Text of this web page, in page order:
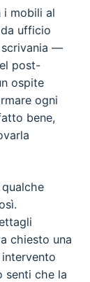
i mobili al
ufficio
scrivania —
post-
ospite
ogni
bene,
chiesto una
senti che la